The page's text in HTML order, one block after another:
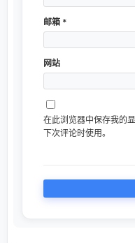
邮箱 *
网站
在此浏览器中保存我的
下次评论时使用。